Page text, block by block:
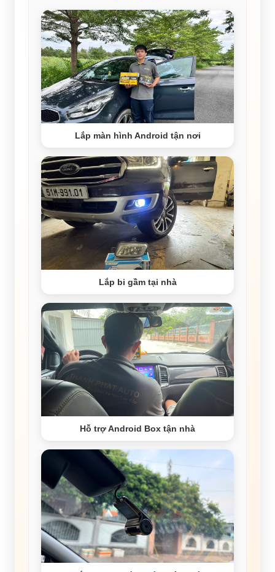
Lắp màn hình Android tận nơi
Lắp bi gầm tại nhà
Hỗ trợ Android Box tận nhà